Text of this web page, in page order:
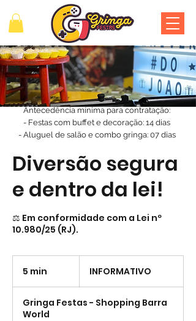
Diversão segura
e dentro da lei!
⚖️ Em conformidade com a Lei nº
10.980/25 (RJ).
5 min
n
INFORMATIVO
Gringa Festas - Shopping Barra
World
Antecedência mínima para contratação:
- Festas com buffet e decoração: 14 dias
- Aluguel de salão e combo gringa: 07 dias